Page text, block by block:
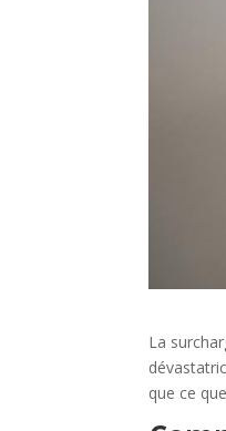
La
que ce